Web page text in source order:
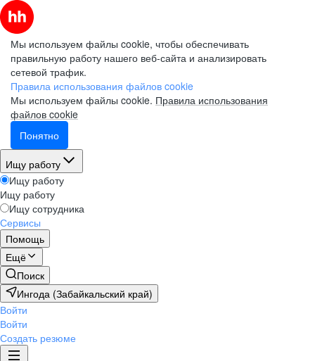
Мы используем файлы cookie, чтобы обеспечивать
правильную работу нашего веб-сайта и анализировать
сетевой трафик.
Правила использования файлов cookie
Мы используем файлы cookie. Правила использования
файлов cookie
Понятно
Ищу работу
Ищу работу
Ищу работу
Ищу сотрудника
Сервисы
Помощь
Ещё
Поиск
Ингода (Забайкальский край)
Войти
Войти
Создать резюме